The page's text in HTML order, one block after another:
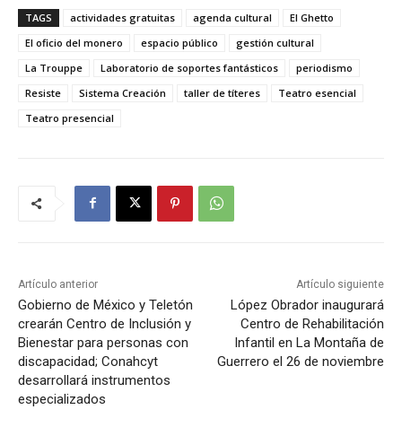
TAGS actividades gratuitas agenda cultural
El Ghetto
El oficio del monero
espacio público
gestión cultural
La Trouppe
Laboratorio de soportes fantásticos
periodismo
Resiste
Sistema Creación taller de títeres
Teatro esencial
Teatro presencial
Artículo anterior
Gobierno de México y Teletón
crearán Centro de Inclusión y
Bienestar para personas con
discapacidad; Conahcyt
desarrollará instrumentos
especializados
Artículo siguiente
López Obrador inaugurará
Centro de Rehabilitación
Infantil en La Montaña de
Guerrero el 26 de noviembre